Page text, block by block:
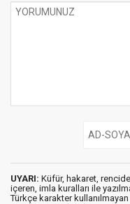
UYARI: Küfür, hakaret,
içeren, imla kuralları ile
Türkçe karakter